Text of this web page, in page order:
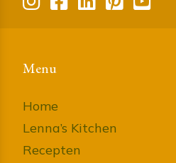
Menu
Home
Lenna’s Kitchen
Recepten